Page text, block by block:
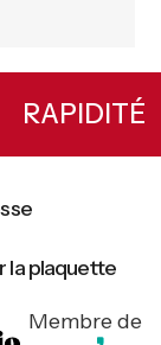
la plaquette
Membre de